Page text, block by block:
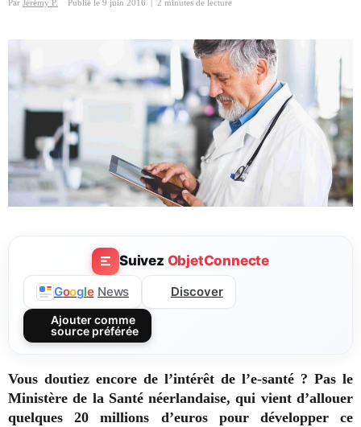
Par Jérémy P. Publié le 9 juin 2016 2 minutes de lecture
Suivez ObjetConnecte
Google News Discover
Ajouter comme
source préférée
Vous doutiez encore de l’intérêt de l’e-santé ? Pas le
Ministère de la Santé néerlandaise, qui vient d’allouer
quelques 20 millions d’euros pour développer ce